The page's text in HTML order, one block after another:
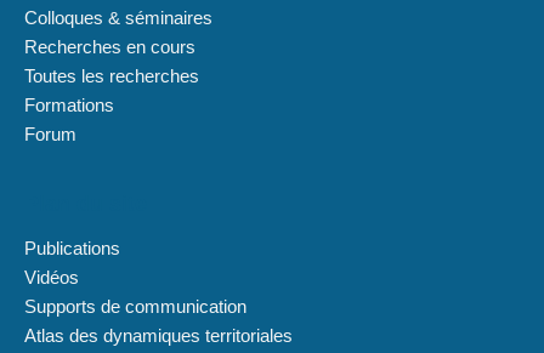
Colloques & séminaires
Recherches en cours
Toutes les recherches
Formations
Forum
Publications
Vidéos
Supports de communication
Atlas des dynamiques territoriales